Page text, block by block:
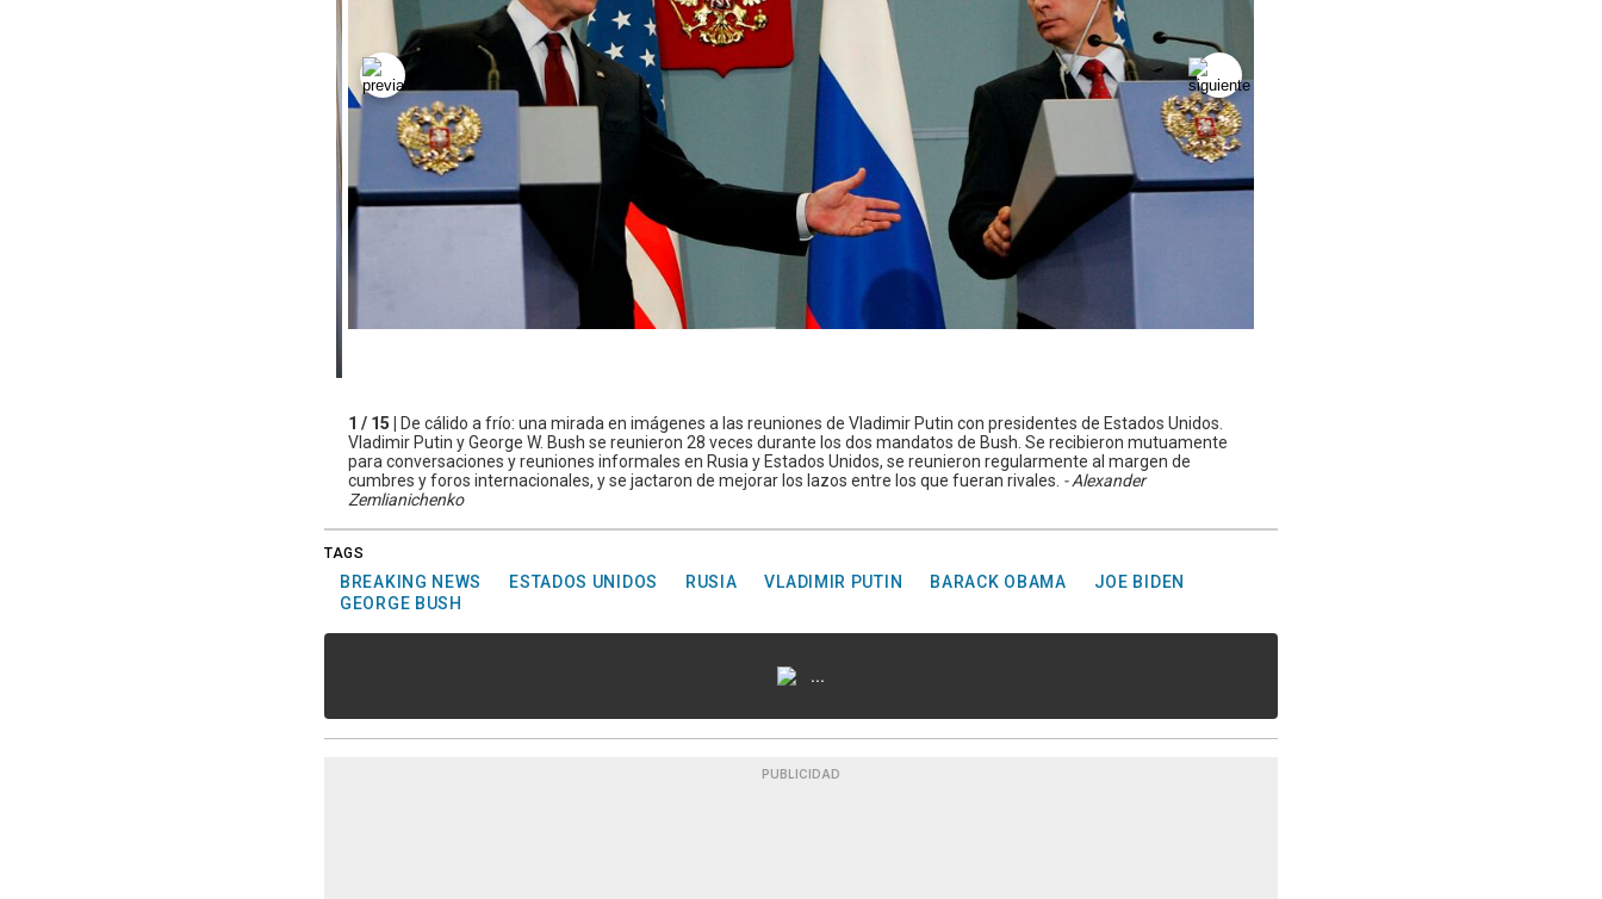
1 / 15 |
De cálido a frío: una mirada en imágenes a las reuniones de Vladimir Putin con presidentes de Estados Unidos.
Vladimir Putin y George W. Bush se reunieron 28 veces durante los dos mandatos de Bush. Se recibieron mutuamente
para conversaciones y reuniones informales en Rusia y Estados Unidos, se reunieron regularmente al margen de
cumbres y foros internacionales, y se jactaron de mejorar los lazos entre los que fueran rivales. - Alexander
Zemlianichenko
TAGS
BREAKING NEWS ESTADOS UNIDOS RUSIA VLADIMIR PUTIN BARACK OBAMA
JOE BIDEN
GEORGE BUSH
...
PUBLICIDAD